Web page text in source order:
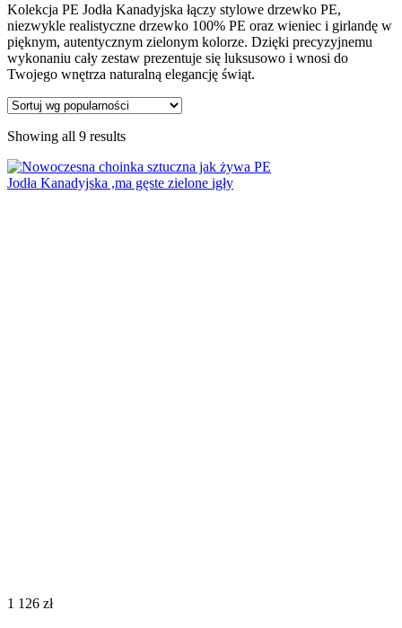
Kolekcja PE Jodła Kanadyjska łączy stylowe drzewko PE,
niezwykle realistyczne drzewko 100% PE oraz wieniec i girlandę w
pięknym, autentycznym zielonym kolorze. Dzięki precyzyjnemu
wykonaniu cały zestaw prezentuje się luksusowo i wnosi do
Twojego wnętrza naturalną elegancję świąt.
Showing all 9 results
1 126 zł